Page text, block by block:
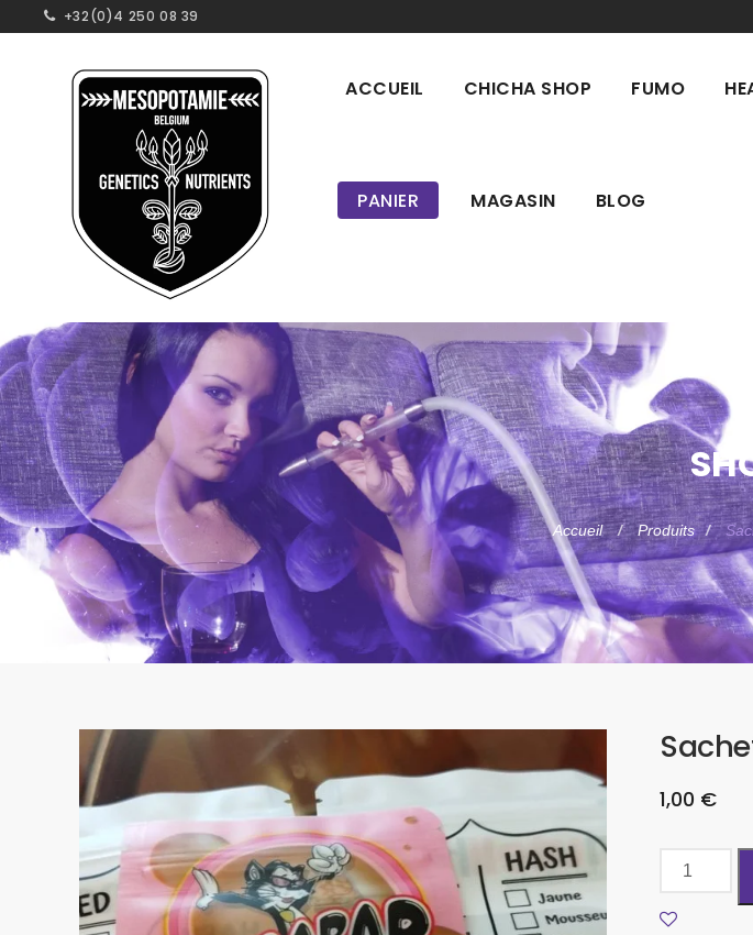
+32(0)4 250 08 39
ACCUEIL CHICHA SHOP FUMO
PANIER MAGASIN BLOG
Accueil Produits
1,00 €